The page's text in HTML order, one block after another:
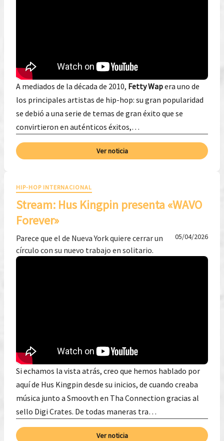
A mediados de la década de 2010, Fetty Wapera uno de
los principales artistas de hip-hop: su gran popularidad
se debió a una serie de temas de gran éxito que se
convirtieron en auténticos éxitos,…
Ver noticia
HIP-HOP INTERNACIONAL
Stream: Hus Kingpin presenta «WAVO
Forever»
Parece que el de Nueva York quiere cerrar un
círculo con su nuevo trabajo en solitario.
05/04/2026
Si echamos la vista atrás, creo que hemos hablado por
aquí de Hus Kingpin desde su inicios, de cuando creaba
música junto a Smoovth en Tha Connection gracias al
sello Digi Crates. De todas maneras tra…
Ver noticia